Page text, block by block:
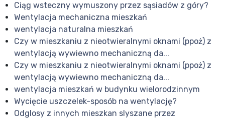
Ciąg wsteczny wymuszony przez sąsiadów z góry?
Wentylacja mechaniczna mieszkań
wentylacja naturalna mieszkań
Czy w mieszkaniu z nieotwieralnymi oknami (ppoż) z
wentylacją wywiewno mechaniczną da...
Czy w mieszkaniu z nieotwieralnymi oknami (ppoż) z
wentylacją wywiewno mechaniczną da...
wentylacja mieszkań w budynku wielorodzinnym
Wycięcie uszczelek-sposób na wentylację?
Odglosy z innych mieszkan slyszane przez